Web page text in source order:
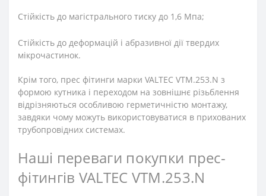
Стійкість до магістрального тиску до 1,6 Мпа;
Стійкість до деформацій і абразивної дії твердих
мікрочастинок.
Крім того, прес фітинги марки VALTEC VTM.253.N з
формою кутника і переходом на зовнішнє різьблення
відрізняються особливою герметичністю монтажу,
завдяки чому можуть використовуватися в прихованих
трубопровідних системах.
Наші переваги покупки прес-
фітингів VALTEC VTM.253.N